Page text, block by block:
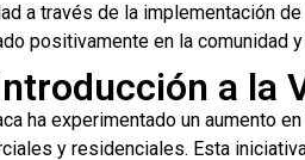
a través de la implementación
positivamente en la comunidad
a la
ha experimentado un aumento
y residenciales. Esta